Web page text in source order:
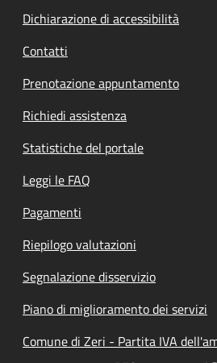
Dichiarazione di accessibilità
Contatti
Prenotazione appuntamento
Richiedi assistenza
Statistiche del portale
Leggi le FAQ
Pagamenti
Riepilogo valutazioni
Segnalazione disservizio
Piano di miglioramento dei servizi
Comune di Zeri - Partita IVA